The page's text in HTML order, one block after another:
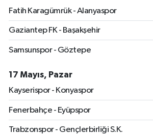
Fatih Karagümrük - Alanyaspor
Gaziantep FK - Başakşehir
Samsunspor - Göztepe
17 Mayıs, Pazar
Kayserispor - Konyaspor
Fenerbahçe - Eyüpspor
Trabzonspor - Gençlerbirliği S.K.